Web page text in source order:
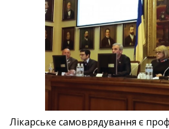
Лікарське самоврядування є